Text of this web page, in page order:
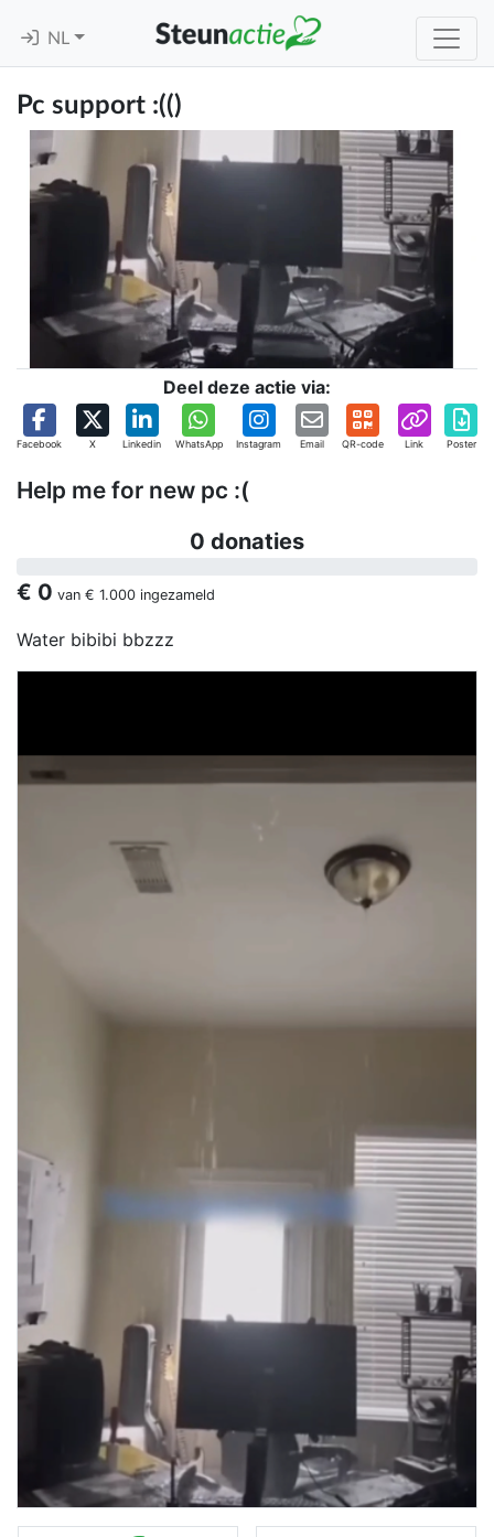
NL
Pc support :(()
Deel deze actie via:
Facebook X Linkedin WhatsApp Instagram Email QR-code Link Poster
Help me for new pc :(
0 donaties
€ 0 van € 1.000 ingezameld
Water bibibi bbzzz